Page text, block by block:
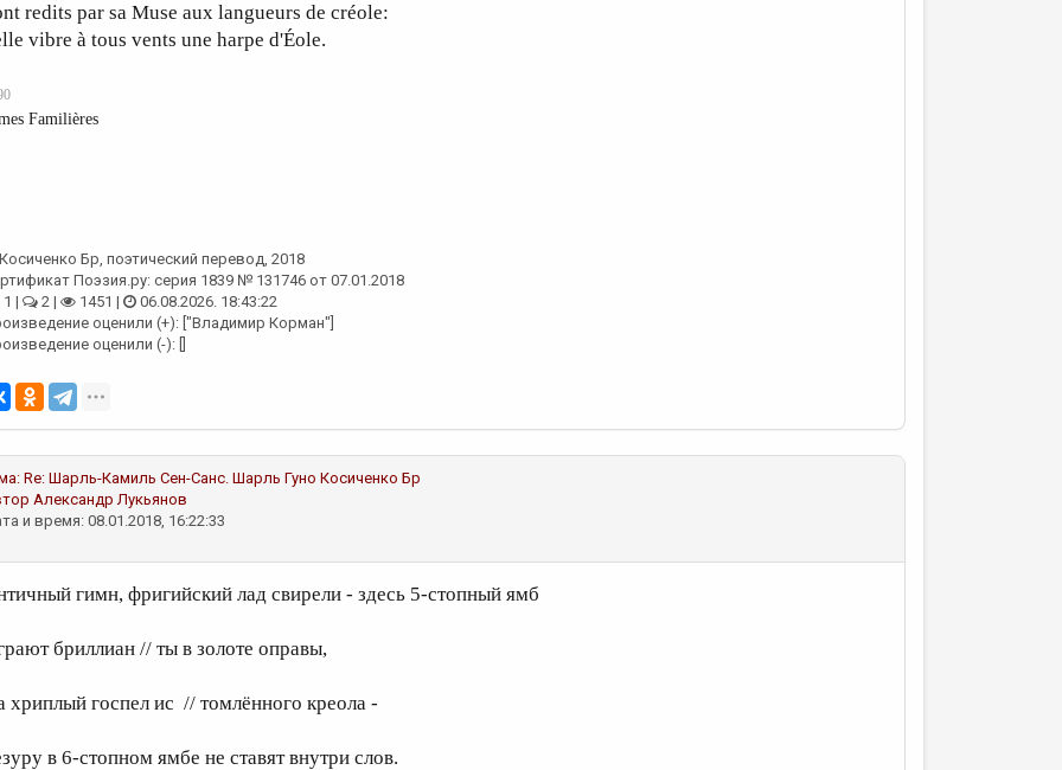
redits par sa Muse aux langueurs de créole:
vibre à tous vents une harpe d'Éole.
Familières
Косиченко Бр, поэтический перевод, 2018
Поэзия.ру: серия 1839 № 131746 от 07.01.2018
1 |
2 | 1451 |
06.08.2026. 18:43:22
оценили (+): ["Владимир Корман"]
оценили (-): []
Re: Шарль-Камиль Сен-Санс. Шарль Гуно Косиченко Бр
Александр Лукьянов
и время: 08.01.2018, 16:22:33
гимн, фригийский лад свирели - здесь 5-стопный ямб
бриллиан // ты в золоте оправы,
хриплый госпел ис // томлённого креола -
в 6-стопном ямбе не ставят внутри слов.